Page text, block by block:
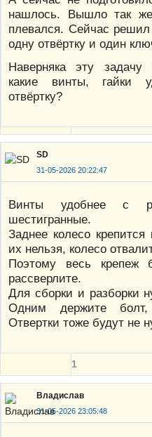
нашлось. Вышло так
плевался. Сейчас
одну отвёртку и один
Наверняка эту
какие винты, гайки
отвёртку?
SD
31-05-2026 20:22:47
Винты удобнее с
шестигранные.
Заднее колесо
их нельзя, колесо
Поэтому весь крепеж
рассверлите.
Для сборки и разборки
Одним держите болт,
Отвертки тоже будут не
1
Владислав
31-05-2026 23:05:48